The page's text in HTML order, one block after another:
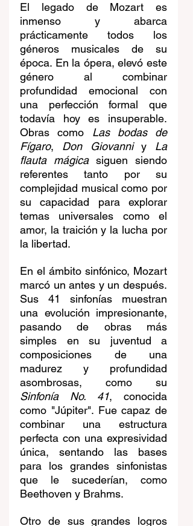
El legado de Mozart es
inmenso y abarca
prácticamente todos los
géneros musicales de su
época. En la ópera, elevó este
género al combinar
profundidad emocional con
una perfección formal que
todavía hoy es insuperable.
Obras como Las bodas de
Fígaro, Don Giovanni y La
flauta mágica siguen siendo
referentes tanto por su
complejidad musical como por
su capacidad para explorar
temas universales como el
amor, la traición y la lucha por
la libertad.
En el ámbito sinfónico, Mozart
marcó un antes y un después.
Sus 41 sinfonías muestran
una evolución impresionante,
pasando de obras más
simples en su juventud a
composiciones de una
madurez y profundidad
Sinfonía No. 41, conocida
como "Júpiter". Fue capaz de
combinar una estructura
perfecta con una expresividad
única, sentando las bases
para los grandes sinfonistas
que le sucederían, como
Beethoven y Brahms.
Otro de sus grandes logros